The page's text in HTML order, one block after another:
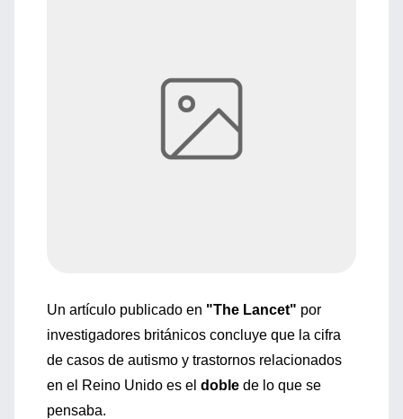
Un artículo publicado en "The Lancet" por
investigadores británicos concluye que la cifra
de casos de autismo y trastornos relacionados
en el Reino Unido es el doble de lo que se
pensaba.